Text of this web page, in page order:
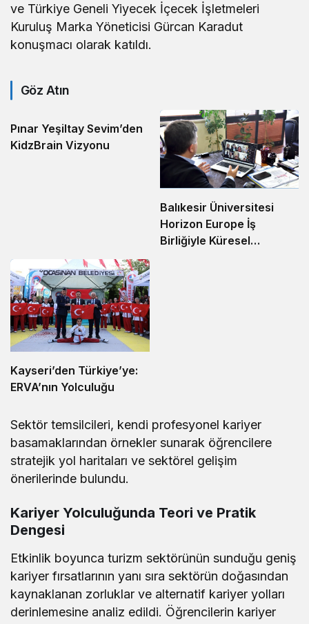
ve Türkiye Geneli Yiyecek İçecek İşletmeleri
Kuruluş Marka Yöneticisi Gürcan Karadut
konuşmacı olarak katıldı.
Göz Atın
Pınar Yeşiltay Sevim’den
KidzBrain Vizyonu
Balıkesir Üniversitesi
Horizon Europe İş
Birliğiyle Küresel
Kayseri’den Türkiye’ye:
ERVA’nın Yolculuğu
Sektör temsilcileri, kendi profesyonel kariyer
basamaklarından örnekler sunarak öğrencilere
stratejik yol haritaları ve sektörel gelişim
önerilerinde bulundu.
Kariyer Yolculuğunda Teori ve Pratik
Dengesi
Etkinlik boyunca turizm sektörünün sunduğu geniş
kariyer fırsatlarının yanı sıra sektörün doğasından
kaynaklanan zorluklar ve alternatif kariyer yolları
derinlemesine analiz edildi. Öğrencilerin kariyer